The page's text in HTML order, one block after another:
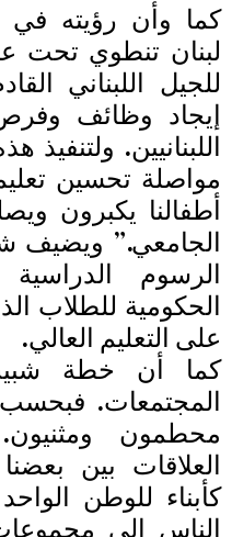
كما وأن رؤيته
لبنان تنطوي تحت
للجيل اللبناني
إيجاد وظائف
اللبنانيين. ولتنفيذ
مواصلة تحسين
أطفالنا يكبرون
الجامعي.”
الرسوم
الحكومية للطلاب
على التعليم العالي.
كما أن خطة
المجتمعات.
محطمون
العلاقات بين
كأبناء للوطن
الناس الى